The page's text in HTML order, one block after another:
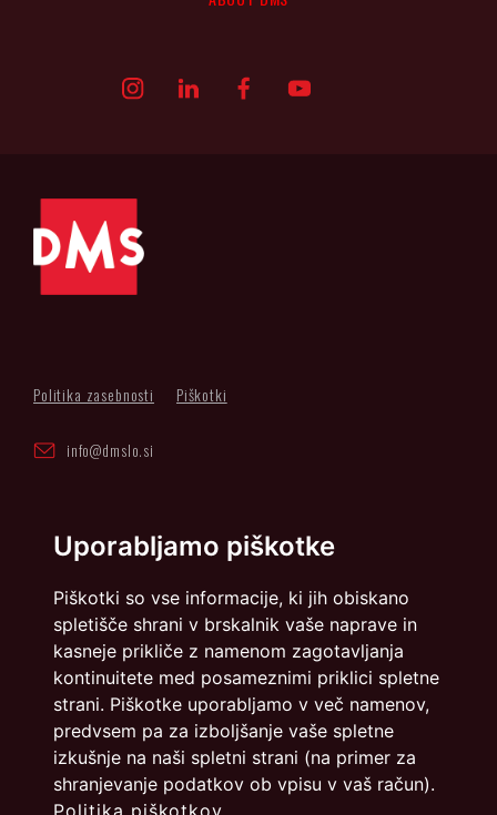
Uporabljamo piškotke
Piškotki so vse informacije, ki jih obiskano
spletišče shrani v brskalnik vaše naprave in
kasneje prikliče z namenom zagotavljanja
kontinuitete med posameznimi priklici spletne
strani. Piškotke uporabljamo v več namenov,
predvsem pa za izboljšanje vaše spletne
izkušnje na naši spletni strani (na primer za
shranjevanje podatkov ob vpisu v vaš račun).
Politika piškotkov
Politika zasebnosti Piškotki
info@dmslo.si
Načrtovanje in izvedba: Vareo